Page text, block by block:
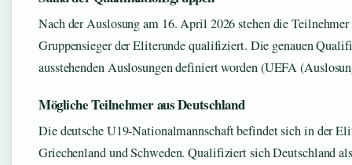
Nach der Auslosung am 16. April 2026 stehen die
Gruppensieger der Eliterunde qualifiziert. Die genauen
ausstehenden Auslosungen definiert worden (UEFA
Mögliche Teilnehmer aus Deutschland
Die deutsche U19-Nationalmannschaft befindet sich in der
Griechenland und Schweden. Qualifiziert sich Deutschland